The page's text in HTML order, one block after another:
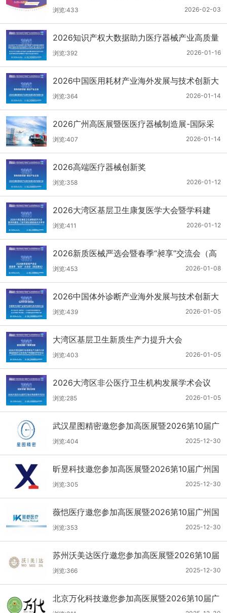
对接
2026-02-03
浏览:433
2026知识产权大数据助力医疗器械产业高质量
发展服务暨医疗器械注册申报质量提升与'零发
补'能力建设交流会
2026-01-16
浏览:392
2026中国医用耗材产业海外发展与技术创新大
会
2026-01-14
浏览:364
2026广州高医展暨医医疗器械制造展-国际采
购商名单第二批公布
2026-01-14
浏览:407
2026高端医疗器械创新奖
2026-01-12
浏览:358
2026大湾区基层卫生康复医学大会暨学科建
设、门诊可视化微创技术分享会
2026-01-12
浏览:411
2026新质医械严选会暨春季“昶享”交流会（高
医展站）
2026-01-08
浏览:453
2026中国体外诊断产业海外发展与技术创新大
会
2026-01-05
浏览:439
大湾区基层卫生新质生产力提升大会
2026-01-05
浏览:403
2026大湾区非公医疗卫生机构发展学术会议
2026-01-05
浏览:285
武汉星图精密邀您参加高医展暨2026第10届广
州国际医疗器械设计与制造技术展
2025-12-30
浏览:404
昕昱科技邀您参加高医展暨2026第10届广州国
际医疗器械设计与制造技术展
2025-12-30
浏览:305
薇恺医疗邀您参加高医展暨2026第10届广州国
际医疗器械设计与制造技术展
2025-12-30
浏览:353
苏州沃美达医疗邀您参加高医展暨2026第10届
广州国际医疗器械设计与制造技术展
2025-12-30
浏览:366
北京万化科技邀您参加高医展暨2026第10届广